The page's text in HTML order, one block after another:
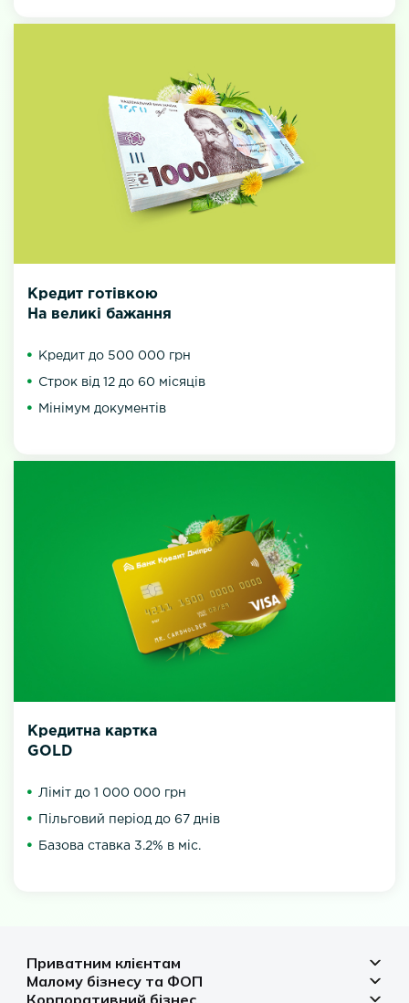
Кредит готівкою
На великі бажання
Кредит до 500 000 грн
Строк від 12 до 60 місяців
Мінімум документів
Кредитна картка
GOLD
Ліміт до 1 000 000 грн
Пільговий період до 67 днів
Базова ставка 3.2% в міс.
Приватним клієнтам
Депозити
Малому бізнесу та ФОП
Корпоративний бізнес